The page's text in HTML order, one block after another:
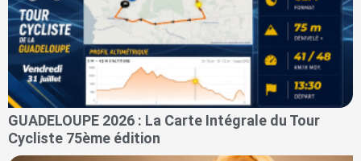
GUADELOUPE 2026 : La Carte Intégrale du Tour
Cycliste 75ème édition